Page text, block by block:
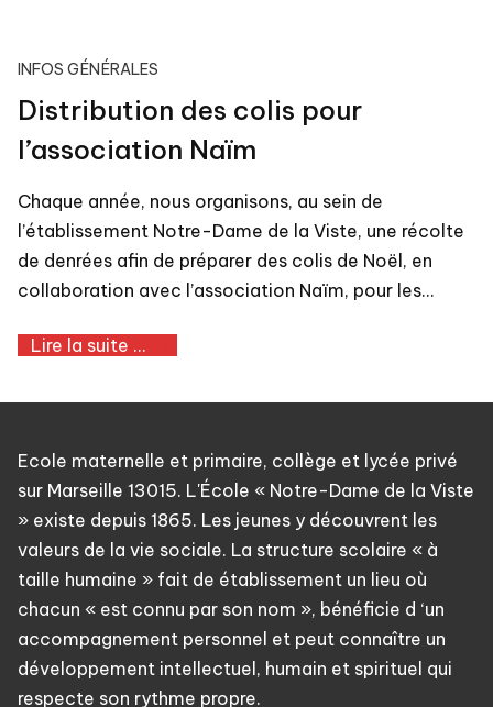
INFOS GÉNÉRALES
Distribution des colis pour
l’association Naïm
Chaque année, nous organisons, au sein de
l’établissement Notre-Dame de la Viste, une récolte
de denrées afin de préparer des colis de Noël, en
collaboration avec l’association Naïm, pour les…
Lire la suite ...
Ecole maternelle et primaire, collège et lycée privé
sur Marseille 13015. L'École « Notre-Dame de la Viste
» existe depuis 1865. Les jeunes y découvrent les
valeurs de la vie sociale. La structure scolaire « à
taille humaine » fait de établissement un lieu où
chacun « est connu par son nom », bénéficie d ‘un
accompagnement personnel et peut connaître un
développement intellectuel, humain et spirituel qui
respecte son rythme propre.